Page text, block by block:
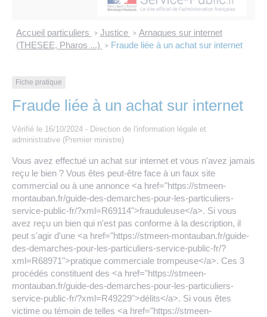
Eau et assainissement
Travaux
Numérique
Annuaire de contacts
Les offres d’emploi de la communauté de
Nos publications
Accueil particuliers > Justice > Arnaques sur internet
(THESEE, Pharos ...) > Fraude liée à un achat sur internet
Fiche pratique
Fraude liée à un achat sur internet
Vérifié le 16/10/2024 - Direction de l'information légale et
administrative (Premier ministre)
Vous avez effectué un achat sur internet et vous n'avez jamais
reçu le bien ? Vous êtes peut-être face à un faux site
commercial ou à une annonce <a href="https://stmeen-
montauban.fr/guide-des-demarches-pour-les-particuliers-
service-public-fr/?xml=R69114">frauduleuse</a>. Si vous
avez reçu un bien qui n'est pas conforme à la description, il
peut s'agir d'une <a href="https://stmeen-montauban.fr/guide-
des-demarches-pour-les-particuliers-service-public-fr/?
xml=R68971">pratique commerciale trompeuse</a>. Ces 3
procédés constituent des <a href="https://stmeen-
montauban.fr/guide-des-demarches-pour-les-particuliers-
service-public-fr/?xml=R49229">délits</a>. Si vous êtes
victime ou témoin de telles <a href="https://stmeen-